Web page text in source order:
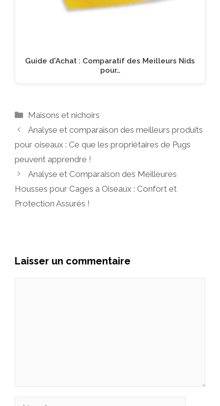
Guide d'Achat : Comparatif des Meilleurs Nids
pour…
Catégories
Maisons et nichoirs
Analyse et comparaison des meilleurs produits
pour oiseaux : Ce que les propriétaires de Pugs
peuvent apprendre !
Analyse et Comparaison des Meilleures
Housses pour Cages à Oiseaux : Confort et
Protection Assurés !
Laisser un commentaire
Nom